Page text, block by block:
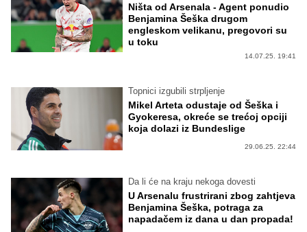
Ništa od Arsenala - Agent ponudio
Benjamina Šeška drugom
engleskom velikanu, pregovori su
u toku
14.07.25. 19:41
Topnici izgubili strpljenje
Mikel Arteta odustaje od Šeška i
Gyokeresa, okreće se trećoj opciji
koja dolazi iz Bundeslige
29.06.25. 22:44
Da li će na kraju nekoga dovesti
U Arsenalu frustrirani zbog zahtjeva
Benjamina Šeška, potraga za
napadačem iz dana u dan propada!